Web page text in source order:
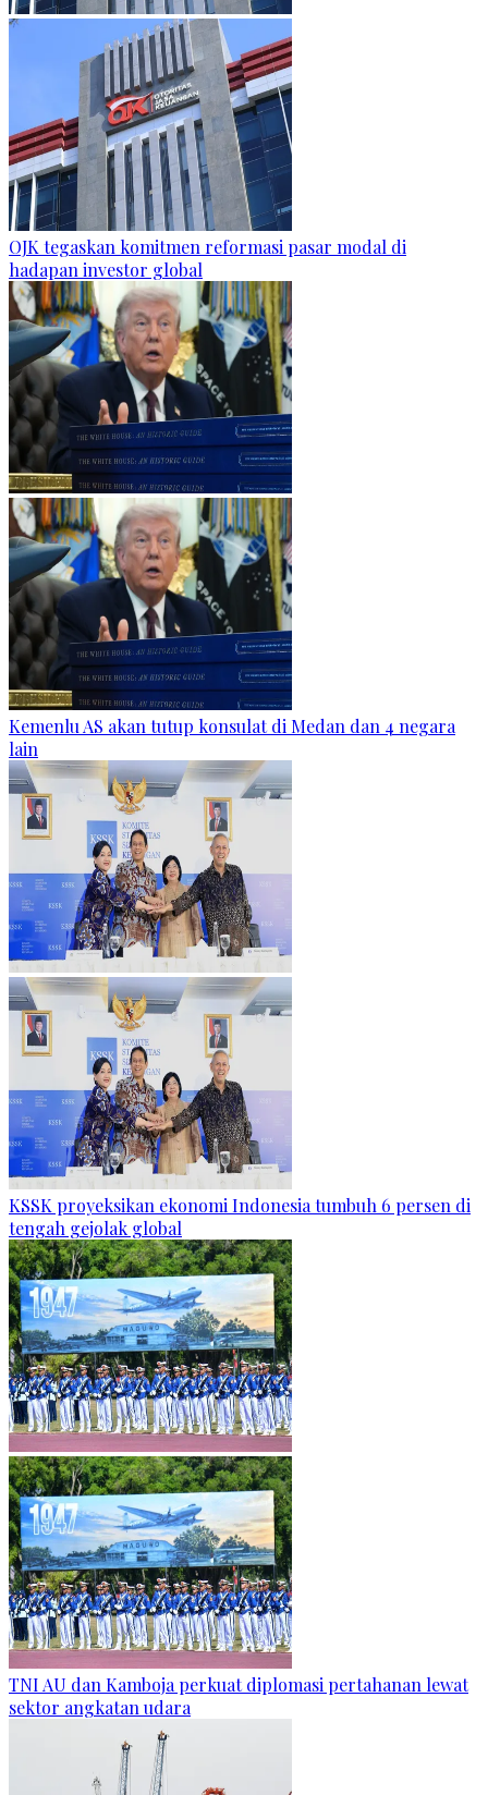
OJK tegaskan komitmen reformasi pasar modal di
hadapan investor global
Kemenlu AS akan tutup konsulat di Medan dan 4 negara
lain
KSSK proyeksikan ekonomi Indonesia tumbuh 6 persen di
tengah gejolak global
TNI AU dan Kamboja perkuat diplomasi pertahanan lewat
sektor angkatan udara